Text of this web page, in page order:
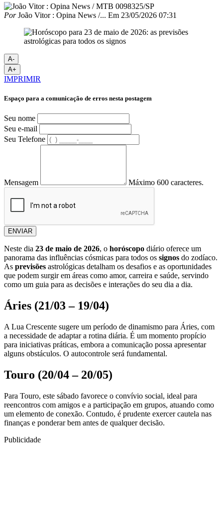
PorJoão Vitor : Opina News /... Em 23/05/2026 07:31
A-
A+
IMPRIMIR
Espaço para a comunicação de erros nesta postagem
Seu nome
Seu e-mail
Seu Telefone
Mensagem Máximo 600 caracteres.
ENVIAR
Neste dia 23 de maio de 2026, o horóscopo diário oferece um
panorama das influências cósmicas para todos os signos do zodíaco.
As previsões astrológicas detalham os desafios e as oportunidades
que podem surgir em áreas como amor, carreira e saúde, servindo
como um guia para as decisões e interações do seu dia a dia.
Áries (21/03 – 19/04)
A Lua Crescente sugere um período de dinamismo para Áries, com
a necessidade de adaptar a rotina diária. É um momento propício
para iniciativas práticas, embora a comunicação possa apresentar
alguns obstáculos. O autocontrole será fundamental.
Touro (20/04 – 20/05)
Para Touro, este sábado favorece o convívio social, ideal para
reencontros com amigos e a participação em grupos, atuando como
um elemento de conexão. Contudo, é prudente exercer cautela nas
finanças e ponderar bem antes de qualquer decisão.
Publicidade